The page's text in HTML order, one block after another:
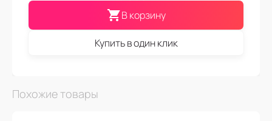
В корзину
Купить в один клик
Похожие товары